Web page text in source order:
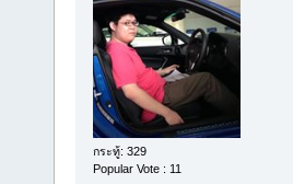
กระทู้: 329
Popular Vote : 11